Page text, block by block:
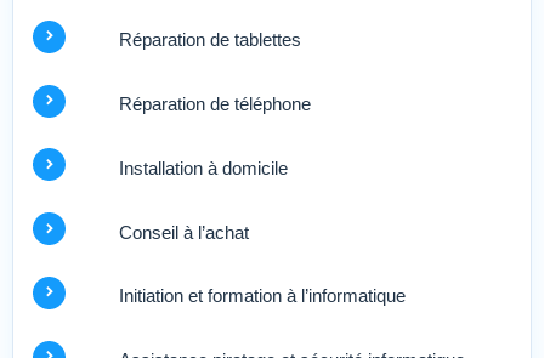
Réparation de tablettes
Réparation de téléphone
Installation à domicile
Conseil à l’achat
Initiation et formation à l’informatique